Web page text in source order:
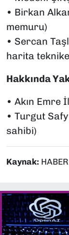
•⁠ ⁠Birkan
memuru)
•⁠ ⁠Sercan
harita
Hakkında
•⁠ ⁠Akın Emre
•⁠ ⁠Turgut
sahibi)
Kaynak: